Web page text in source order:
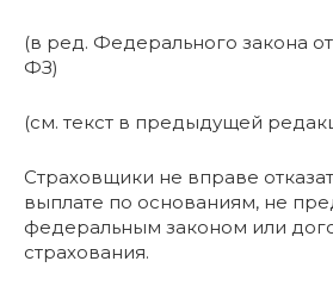
(в ред. Федерального закона
ФЗ)
(см. текст в предыдущей
Страховщики не вправе
выплате по основаниям, не
федеральным законом или
страхования.